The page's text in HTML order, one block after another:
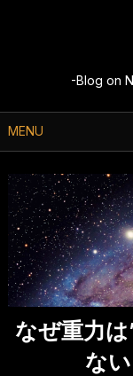
-Blog on
MENU
なぜ重力
な